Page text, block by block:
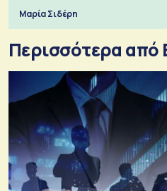
Μαρία Σιδέρη
Περισσότερα